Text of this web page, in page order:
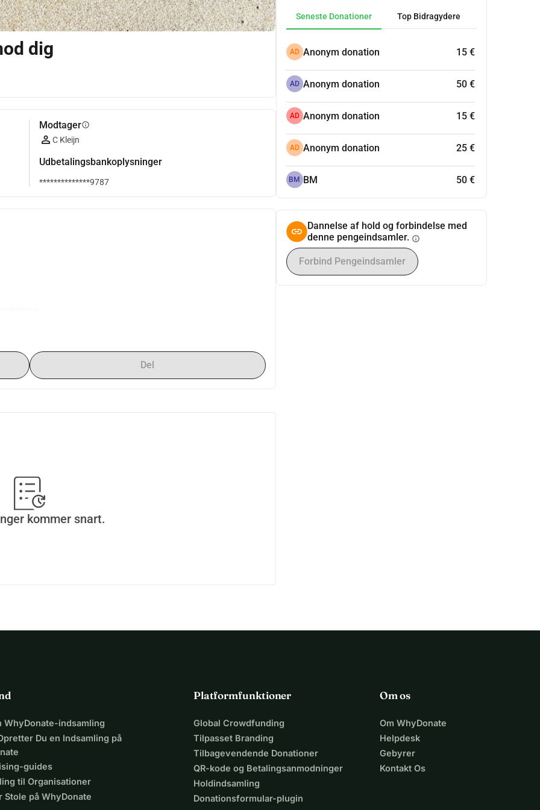
dig
Modtagerinfo
C Kleijn
Udbetalingsbankoplysninger
**************9787
Del
kommer snart.
Seneste Donationer Top Bidragydere
AD Anonym donation 15 €
AD Anonym donation 50 €
AD Anonym donation 15 €
AD Anonym donation 25 €
BM BM 50 €
Dannelse af hold og forbindelse med
denne pengeindsamler. info
Forbind Pengeindsamler
WhyDonate-indsamling
Du en Indsamling på
guides
til Organisationer
Stole på WhyDonate
Platformfunktioner
Global Crowdfunding
Tilpasset Branding
Tilbagevendende Donationer
QR-kode og Betalingsanmodninger
Holdindsamling
Donationsformular-plugin
Om os
Om WhyDonate
Helpdesk
Gebyrer
Kontakt Os